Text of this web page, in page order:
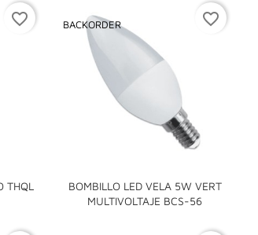
THQL
favorite_border
BOMBILLO LED VELA 5W VERT
MULTIVOLTAJE BCS-56
BACKORDER

favorite_border